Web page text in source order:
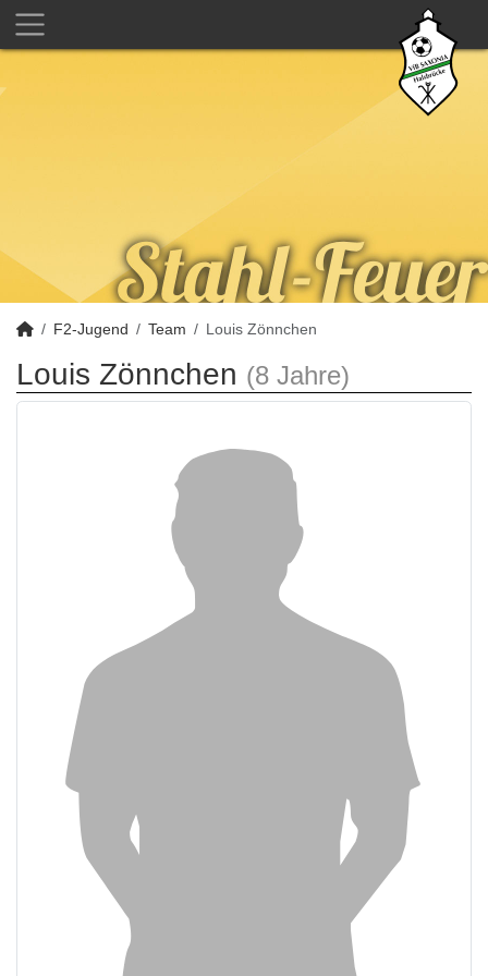
F2-Jugend Team Louis Zönnchen
Louis Zönnchen (8 Jahre)